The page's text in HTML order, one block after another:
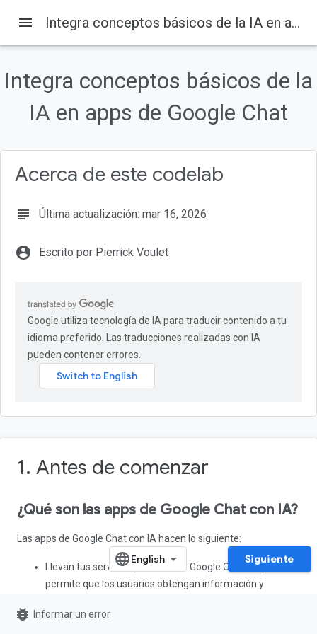
En esta página
¿Qué son las apps de Google Chat con IA?
¿Por qué deberías integrar las apps de Google Chat con IA?
Qué aprenderás
menu Integra conceptos básicos de la IA en apps de Google Chat
Integra conceptos básicos de la
IA en apps de Google Chat
Acerca de este codelab
subject Última actualización: mar 16, 2026
account_circle Escrito por Pierrick Voulet
Google utiliza tecnología de IA para traducir contenido a tu
idioma preferido. Las traducciones realizadas con IA
pueden contener errores.
1. Antes de comenzar
¿Qué son las apps de Google Chat con IA?
Las apps de Google Chat con IA hacen lo siguiente:
Llevan tus servicios y recursos a Google Chat, lo que
permite que los usuarios obtengan información y
Siguiente
bug_report Informar un error